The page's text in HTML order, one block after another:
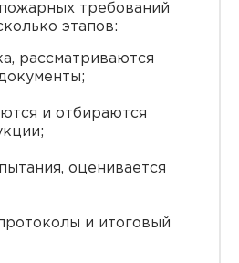
требований
этапов:
рассматриваются
и отбираются
оценивается
и итоговый